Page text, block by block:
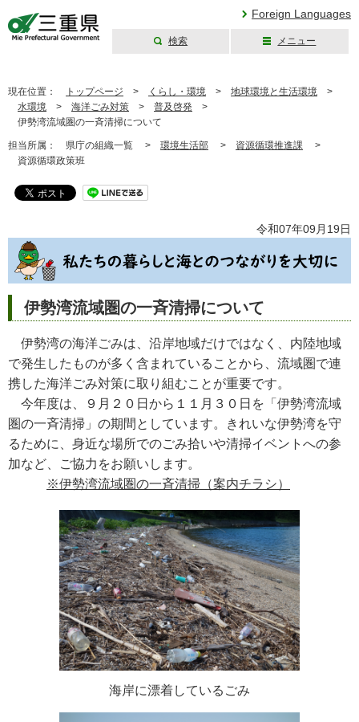
Foreign Languages
検索 メニュー
現在位置： トップページ > くらし・環境 > 地球環境と生活環境 >
水環境 > 海洋ごみ対策 > 普及啓発 >
伊勢湾流域圏の一斉清掃について
担当所属： 県庁の組織一覧 > 環境生活部 > 資源循環推進課 >
資源循環政策班
令和07年09月19日
伊勢湾流域圏の一斉清掃について
伊勢湾の海洋ごみは、沿岸地域だけではなく、内陸地域
で発生したものが多く含まれていることから、流域圏で連
携した海洋ごみ対策に取り組むことが重要です。
今年度は、９月２０日から１１月３０日を「伊勢湾流域
圏の一斉清掃」の期間としています。きれいな伊勢湾を守
るために、身近な場所でのごみ拾いや清掃イベントへの参
加など、ご協力をお願いします。
※伊勢湾流域圏の一斉清掃（案内チラシ）
海岸に漂着しているごみ